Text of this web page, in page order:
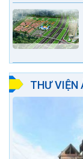
THƯ VIỆN